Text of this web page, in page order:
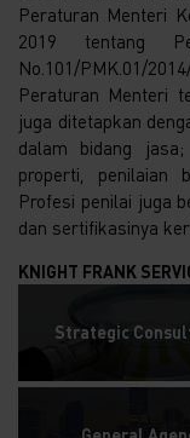
Peraturan Menteri
2019 tentang
No.101/PMK.01/
Peraturan Menteri
juga ditetapkan
dalam bidang jasa;
properti, penilaian
Profesi penilai juga
dan sertifikasinya
KNIGHT FRANK
Strategic